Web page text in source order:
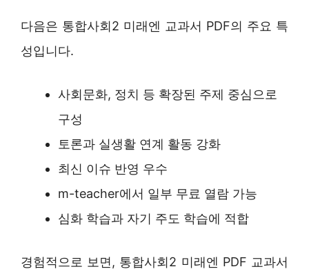
다음은 통합사회2 미래엔 교과서 PDF의 주요 특
성입니다.
사회문화, 정치 등 확장된 주제 중심으로
구성
토론과 실생활 연계 활동 강화
최신 이슈 반영 우수
m-teacher에서 일부 무료 열람 가능
심화 학습과 자기 주도 학습에 적합
경험적으로 보면, 통합사회2 미래엔 PDF 교과서